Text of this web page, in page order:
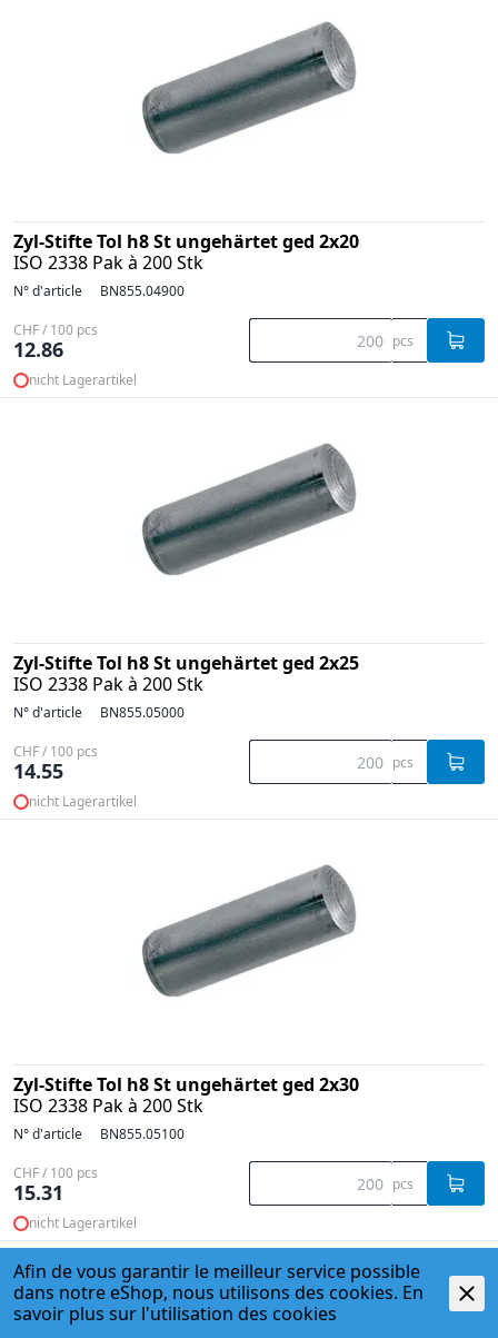
Zyl-Stifte Tol h8 St ungehärtet ged 2x20
ISO 2338 Pak à 200 Stk
N° d'article BN855.04900
CHF / 100 pcs
12.86 pcs
nicht Lagerartikel
Zyl-Stifte Tol h8 St ungehärtet ged 2x25
ISO 2338 Pak à 200 Stk
N° d'article BN855.05000
CHF / 100 pcs
14.55 pcs
nicht Lagerartikel
Zyl-Stifte Tol h8 St ungehärtet ged 2x30
ISO 2338 Pak à 200 Stk
N° d'article BN855.05100
CHF / 100 pcs
15.31 pcs
nicht Lagerartikel
Afin de vous garantir le meilleur service possible
dans notre eShop, nous utilisons des cookies. En
savoir plus sur l'utilisation des cookies